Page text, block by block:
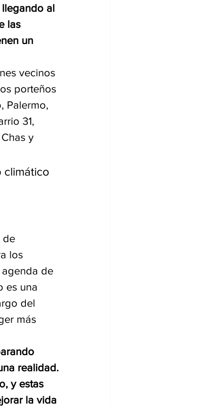
llegando al
las
un
vecinos
porteños
Palermo,
31,
y
climático
de
los
de
es una
del
más
realidad.
y estas
la vida